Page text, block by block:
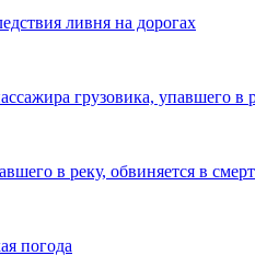
ливня на дорогах
грузовика, упавшего в
в реку, обвиняется в
погода